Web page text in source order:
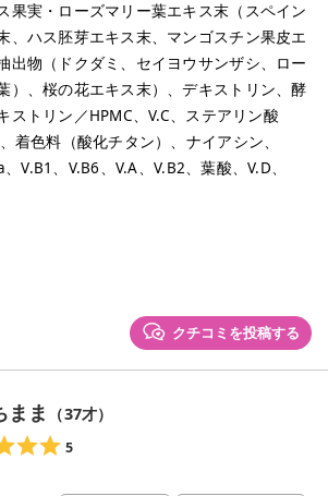
果実・ローズマリー葉エキス末（スペイン
、ハス胚芽エキス末、マンゴスチン果皮エ
出物（ドクダミ、セイヨウサンザシ、ロー
）、桜の花エキス末）、デキストリン、酵
ストリン／HPMC、V.C、ステアリン酸
着色料（酸化チタン）、ナイアシン、
V.B1、V.B6、V.A、V.B2、葉酸、V.D、
クチコミを投稿する
まま （37才）
5